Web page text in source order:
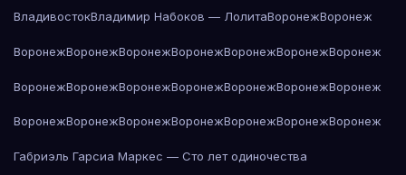
ВладивостокВладимир Набоков — ЛолитаВоронежВоронеж
ВоронежВоронежВоронежВоронежВоронежВоронежВоронеж
ВоронежВоронежВоронежВоронежВоронежВоронежВоронеж
ВоронежВоронежВоронежВоронежВоронежВоронежВоронеж
Габриэль Гарсиа Маркес — Сто лет одиночества